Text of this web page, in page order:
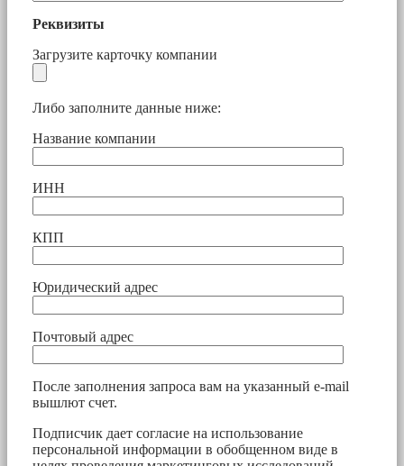
Реквизиты
Загрузите карточку компании
Либо заполните данные ниже:
Название компании
ИНН
КПП
Юридический адрес
Почтовый адрес
После заполнения запроса вам на указанный e-mail
вышлют счет.
Подписчик дает согласие на использование
персональной информации в обобщенном виде в